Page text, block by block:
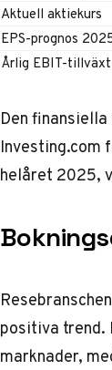
Aktuell aktiekurs
EPS-prognos
Årlig EBIT-tillväxt
Den
Investing.com
helåret 2025,
positiva trend.
marknader,